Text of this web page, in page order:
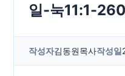
일-눅11:1-
작성자김동원목사작성일